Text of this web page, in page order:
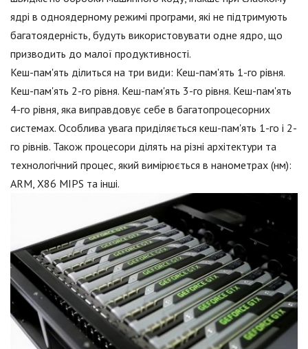
ядрі в одноядерному режимі програми, які не підтримують
багатоядерність, будуть використовувати одне ядро, що
призводить до малої продуктивності.
Кеш-пам'ять ділиться на три види: Кеш-пам'ять 1-го рівня.
Кеш-пам'ять 2-го рівня. Кеш-пам'ять 3-го рівня. Кеш-пам'ять
4-го рівня, яка виправдовує себе в багатопроцесорних
системах. Особлива увага приділяється кеш-пам'ять 1-го і 2-
го рівнів. Також процесори ділять на різні архітектури та
технологічний процес, який вимірюється в нанометрах (нм):
ARM, X86 MIPS та інші.